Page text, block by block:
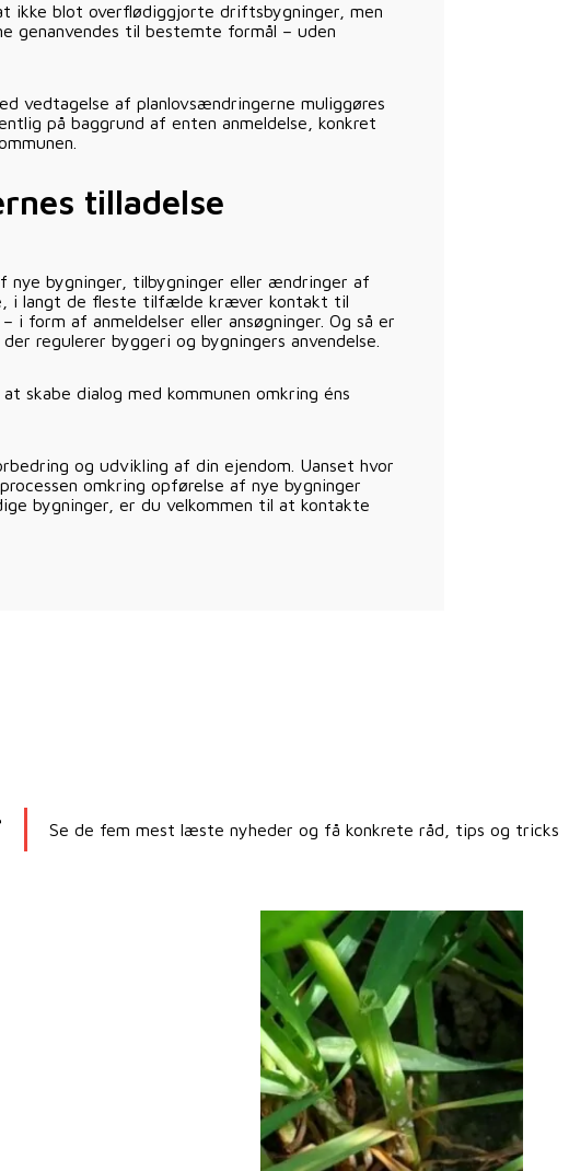
ikke blot overflødiggjorte driftsbygninger, men
genanvendes til bestemte formål – uden
vedtagelse af planlovsændringerne muliggøres
på baggrund af enten anmeldelse, konkret
tilladelse
bygninger, tilbygninger eller ændringer af
i langt de fleste tilfælde kræver kontakt til
i form af anmeldelser eller ansøgninger. Og så er
regulerer byggeri og bygningers anvendelse.
skabe dialog med kommunen omkring éns
og udvikling af din ejendom. Uanset hvor
omkring opførelse af nye bygninger
bygninger, er du velkommen til at kontakte
Se de fem mest læste nyheder og få konkrete råd, tips og tricks